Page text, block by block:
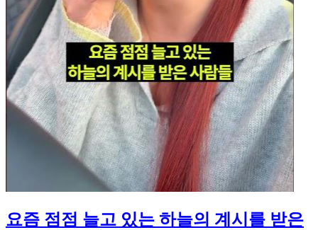
요즘 점점 늘고 있는 하늘의 계시를 받은